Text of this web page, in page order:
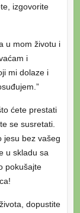
izgovorite
u mom životu i
i
mi dolaze i
ćete prestati
se susretati.
jesu bez vašeg
u skladu sa
pokušajte
dopustite